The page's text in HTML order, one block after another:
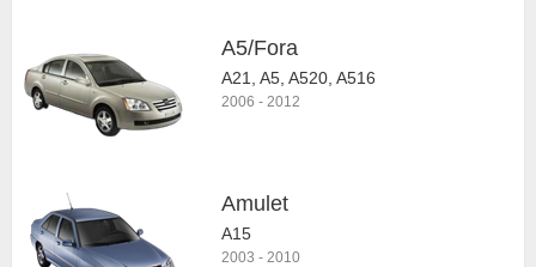
A5/Fora
A21, A5, A520, A516
2006 - 2012
Amulet
A15
2003 - 2010